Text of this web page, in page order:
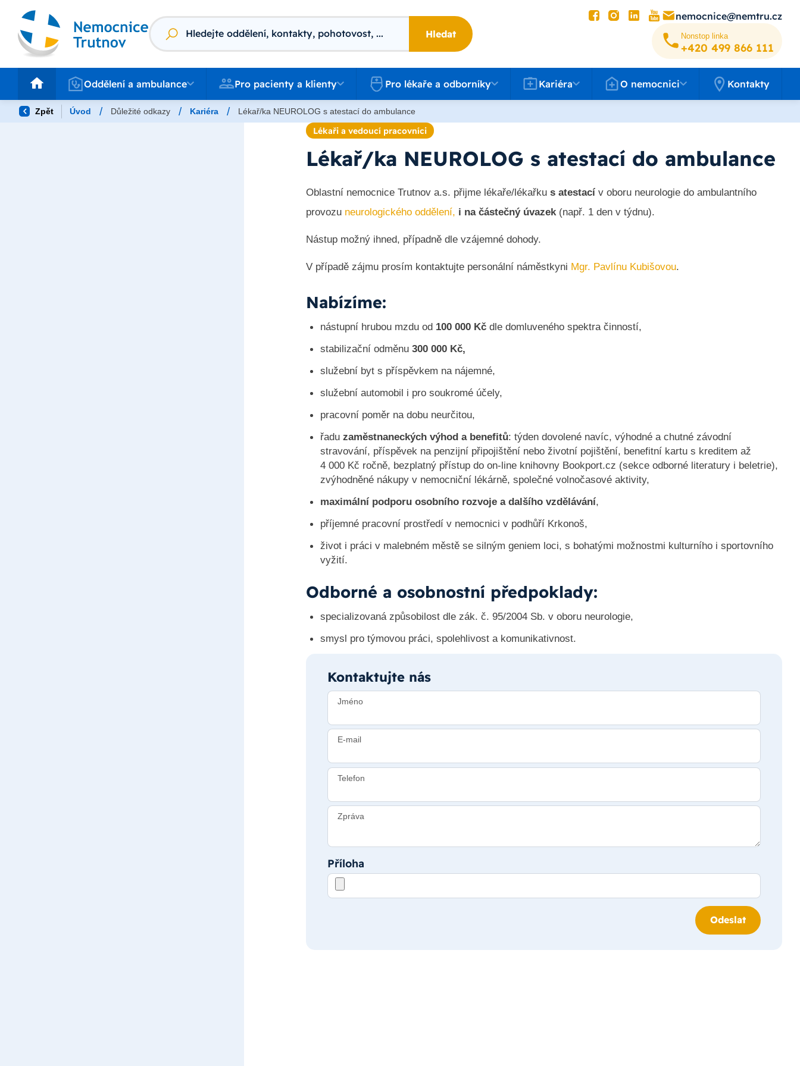
Vyhledávání
Hledat
nemocnice@nemtru.cz
Nonstop linka
+420 499 8­66 111
Oddělení a ambulance
Oddělení a ambulance Pro pacienty a klienty
Pro lékaře a odborníky
Pro lékaře a odborníky
Kariéra
Kariéra
O nemocnici
O nemocnici Kontakty
Zpět Úvod / Důležité odkazy / Kariéra / Lékař/ka NEUROLOG s atestací do ambulance
Lékaři a vedoucí pracovníci
Lékař/ka NEUROLOG s atestací do ambulance
Oblastní nemocnice Trutnov a.s. přijme lékaře/lékařkus atestací v oboru neurologie do ambulantního
provozu neurologického oddělení, i na částečný úvazek(např. 1 den v týdnu).
Nástup možný ihned, případně dle vzájemné dohody.
V případě zájmu prosím kontaktujte personální náměstkyni Mgr. Pavlínu Kubišovou.
Nabízíme:
nástupní hrubou mzdu od 100 000 Kčdle domluveného spektra činností,
stabilizační odměnu300 000 Kč,
služební byt s příspěvkem na nájemné,
služební automobil i pro soukromé účely,
pracovní poměr na dobu neurčitou,
řaduzaměstnaneckých výhod a benefitů: týden dovolené navíc, výhodné a chutné závodní
stravování, příspěvek na penzijní připojištění nebo životní pojištění, benefitní kartu s kreditem až
4 000 Kč ročně, bezplatný přístup do on-line knihovny Bookport.cz (sekce odborné literatury i beletrie),
zvýhodněné nákupy v nemocniční lékárně, společné volnočasové aktivity,
maximální podporu osobního rozvoje a dalšího vzdělávání,
příjemné pracovní prostředí v nemocnici v podhůří Krkonoš,
život i práci v malebném městě se silným geniem loci, s bohatými možnostmi kulturního i sportovního
vyžití.
Odborné a osobnostní předpoklady:
specializovaná způsobilost dle zák. č. 95/2004 Sb. v oboru neurologie,
smysl pro týmovou práci, spolehlivost a komunikativnost.
Kontaktujte nás
Jméno
E-mail
Telefon
Zpráva
Příloha
Odeslat